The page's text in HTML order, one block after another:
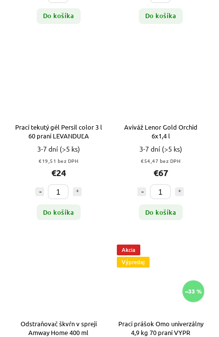
Do košíka Do košíka
Prací tekutý gél Persil color 3 l
60 praní LEVANDUĽA
3-7 dní (>5 ks)
€19,51 bez DPH
€24
Do košíka
Aviváž Lenor Gold Orchid
6x1,4 l
3-7 dní (>5 ks)
€54,47 bez DPH
€67
Do košíka
Odstraňovač škvŕn v spreji
Amway Home 400 ml
Akcia
Výpredaj
–33 %
Prací prášok Omo univerzálny
4,9 kg 70 praní VYPR